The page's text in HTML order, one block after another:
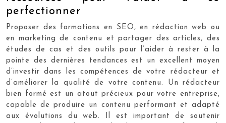
perfectionner
Proposer des formations en SEO, en rédaction web ou
en marketing de contenu et partager des articles, des
études de cas et des outils pour l’aider à rester à la
pointe des dernières tendances est un excellent moyen
d’investir dans les compétences de votre rédacteur et
d’améliorer la qualité de votre contenu. Un rédacteur
bien formé est un atout précieux pour votre entreprise,
capable de produire un contenu performant et adapté
aux évolutions du web. Il est important de soutenir